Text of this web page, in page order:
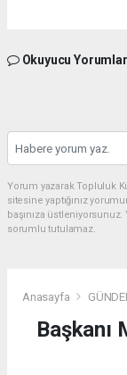
Okuyucu
Yorum yazarak Topluluk
sitesine yaptığınız
başınıza
sorumlu tutulamaz.
Anasayfa
Başkanı